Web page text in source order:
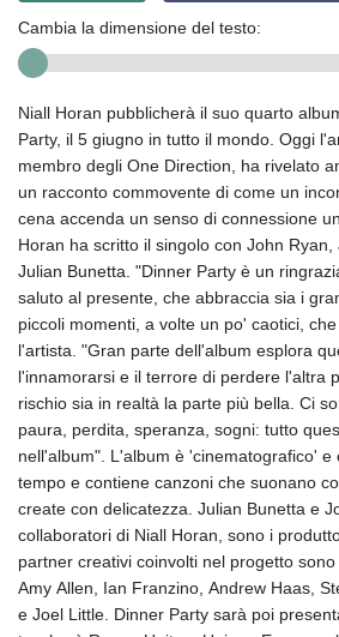
Cambia la dimensione del testo:
Niall Horan pubblicherà il suo quarto
Party, il 5 giugno in tutto il mondo. Oggi
membro degli One Direction, ha rivelato
un racconto commovente di come un
cena accenda un senso di connessione
Horan ha scritto il singolo con John
Julian Bunetta. "Dinner Party è un
saluto al presente, che abbraccia sia i
piccoli momenti, a volte un po' caotici,
l'artista. "Gran parte dell'album esplora
l'innamorarsi e il terrore di perdere l'altra
rischio sia in realtà la parte più bella. Ci
paura, perdita, speranza, sogni: tutto
nell'album". L'album è 'cinematografico' e
tempo e contiene canzoni che suonano
create con delicatezza. Julian Bunetta e
collaboratori di Niall Horan, sono i
partner creativi coinvolti nel progetto sono
Amy Allen, Ian Franzino, Andrew Haas,
e Joel Little. Dinner Party sarà poi